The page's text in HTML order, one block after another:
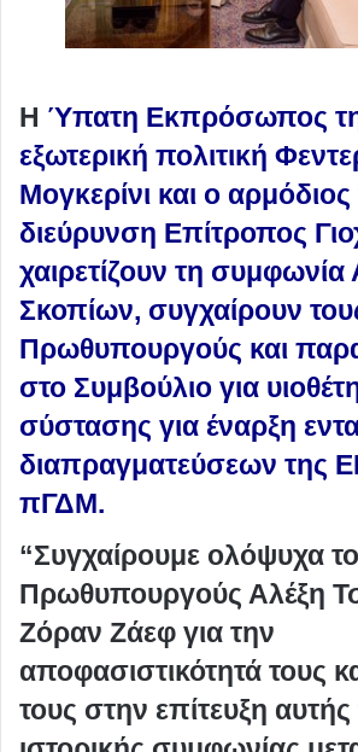
Η Ύπατη Εκπρόσωπος
εξωτερική πολιτική
Μογκερίνι και ο αρμόδιος
διεύρυνση Επίτροπος
χαιρετίζουν τη
Σκοπίων, συγχαίρουν
Πρωθυπουργούς και
στο Συμβούλιο για
σύστασης για έναρξη
διαπραγματεύσεων της
πΓΔΜ.
“Συγχαίρουμε ολόψυχα
Πρωθυπουργούς Αλέξη
Ζόραν Ζάεφ για την
αποφασιστικότητά τους
τους στην επίτευξη αυτής